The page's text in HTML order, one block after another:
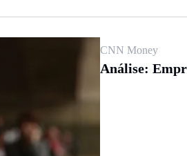
CNN Money
Análise: